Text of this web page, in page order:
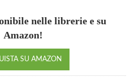
nelle librerie e su
Amazon!
SU AMAZON